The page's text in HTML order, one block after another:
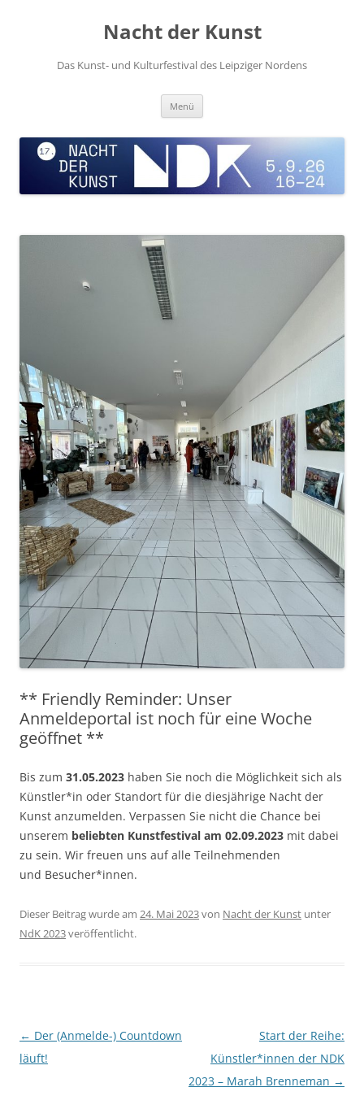
Nacht der Kunst
Das Kunst- und Kulturfestival des Leipziger Nordens
Menü
** Friendly Reminder: Unser
Anmeldeportal ist noch für eine Woche
geöffnet **
Bis zum 31.05.2023 haben Sie noch die Möglichkeit sich als
Künstler*in oder Standort für die diesjährige Nacht der
Kunst anzumelden. Verpassen Sie nicht die Chance bei
unserem beliebten Kunstfestival am 02.09.2023 mit dabei
zu sein. Wir freuen uns auf alle Teilnehmenden
und Besucher*innen.
Dieser Beitrag wurde am 24. Mai 2023von Nacht der Kunst unter
NdK 2023veröffentlicht.
Beitragsnavigation
← Der (Anmelde-) Countdown
läuft!
Start der Reihe:
Künstler*innen der NDK
2023 – Marah Brenneman →